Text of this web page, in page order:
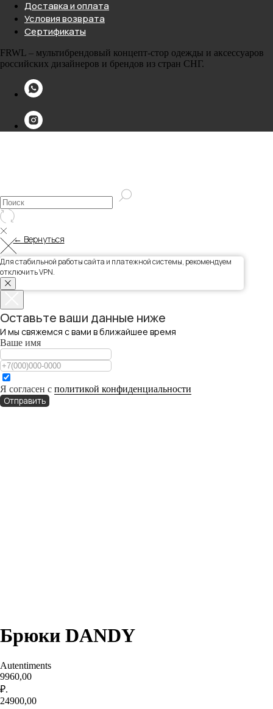
Доставка и оплата
Условия возврата
Сертификаты
FRWL – мультибрендовый концепт-стор одежды и аксессуаров
российских дизайнеров и брендов из стран СНГ.
← Вернуться
Для стабильной работы сайта и платежной системы, рекомендуем
отключить VPN.
Оставьте ваши данные ниже
И мы свяжемся с вами в ближайшее время
Ваше имя
Я согласен с политикой конфиденциальности
Отправить
Брюки DANDY
Autentiments
9960,00
₽.
24900,00